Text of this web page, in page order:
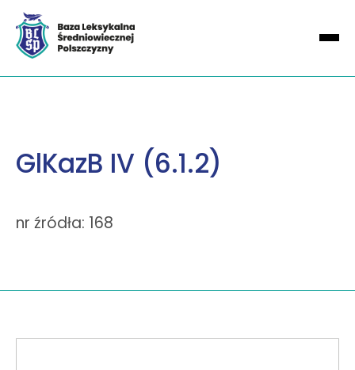
GlKazB IV (6.1.2)
nr źródła: 168